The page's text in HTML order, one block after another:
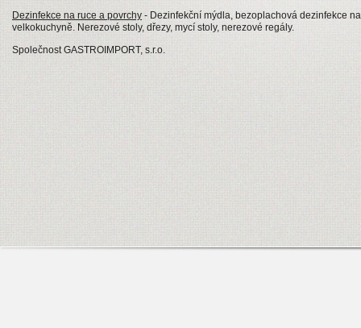
Dezinfekce na ruce a povrchy - Dezinfekční mýdla, bezoplachová dezinfekce
velkokuchyně. Nerezové stoly, dřezy, mycí stoly, nerezové regály.
Společnost GASTROIMPORT, s.r.o.